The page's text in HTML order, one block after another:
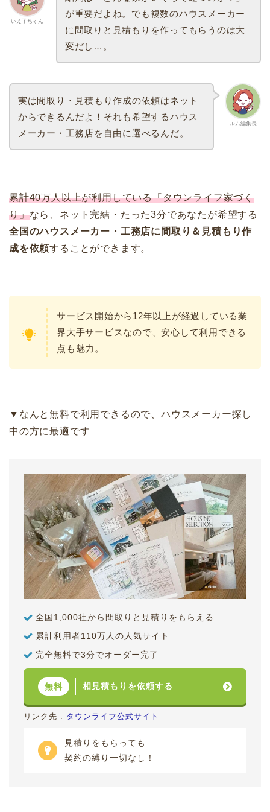
いえ子ちゃん
が重要だよね。でも複数のハウスメーカー
に間取りと見積もりを作ってもらうのは大
変だし…。
ルム編集長
実は間取り・見積もり作成の依頼はネット
からできるんだよ！それも希望するハウス
メーカー・工務店を自由に選べるんだ。
累計40万人以上が利用している「タウンライフ家づく
り」なら、ネット完結・たった3分であなたが希望する
全国のハウスメーカー・工務店に間取り＆見積もり作
成を依頼することができます。
サービス開始から12年以上が経過している業
界大手サービスなので、安心して利用できる
点も魅力。
▼なんと無料で利用できるので、ハウスメーカー探し
中の方に最適です
全国1,000社から間取りと見積りをもらえる
累計利用者110万人の人気サイト
完全無料で3分でオーダー完了
無料 相見積もりを依頼する
リンク先 : タウンライフ公式サイト
見積りをもらっても
契約の縛り一切なし！